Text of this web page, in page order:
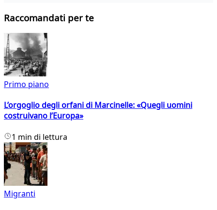
Raccomandati per te
Primo piano
L’orgoglio degli orfani di Marcinelle: «Quegli uomini
costruivano l’Europa»
1 min di lettura
Migranti